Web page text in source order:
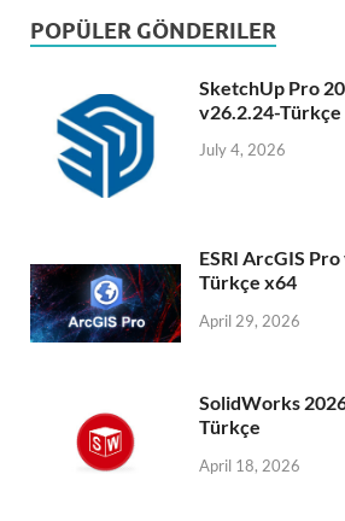
POPÜLER GÖNDERILER
SketchUp Pro
v26.2.24-Türkçe
July 4, 2026
ESRI ArcGIS
Türkçe x64
April 29, 2026
SolidWorks
Türkçe
April 18, 2026